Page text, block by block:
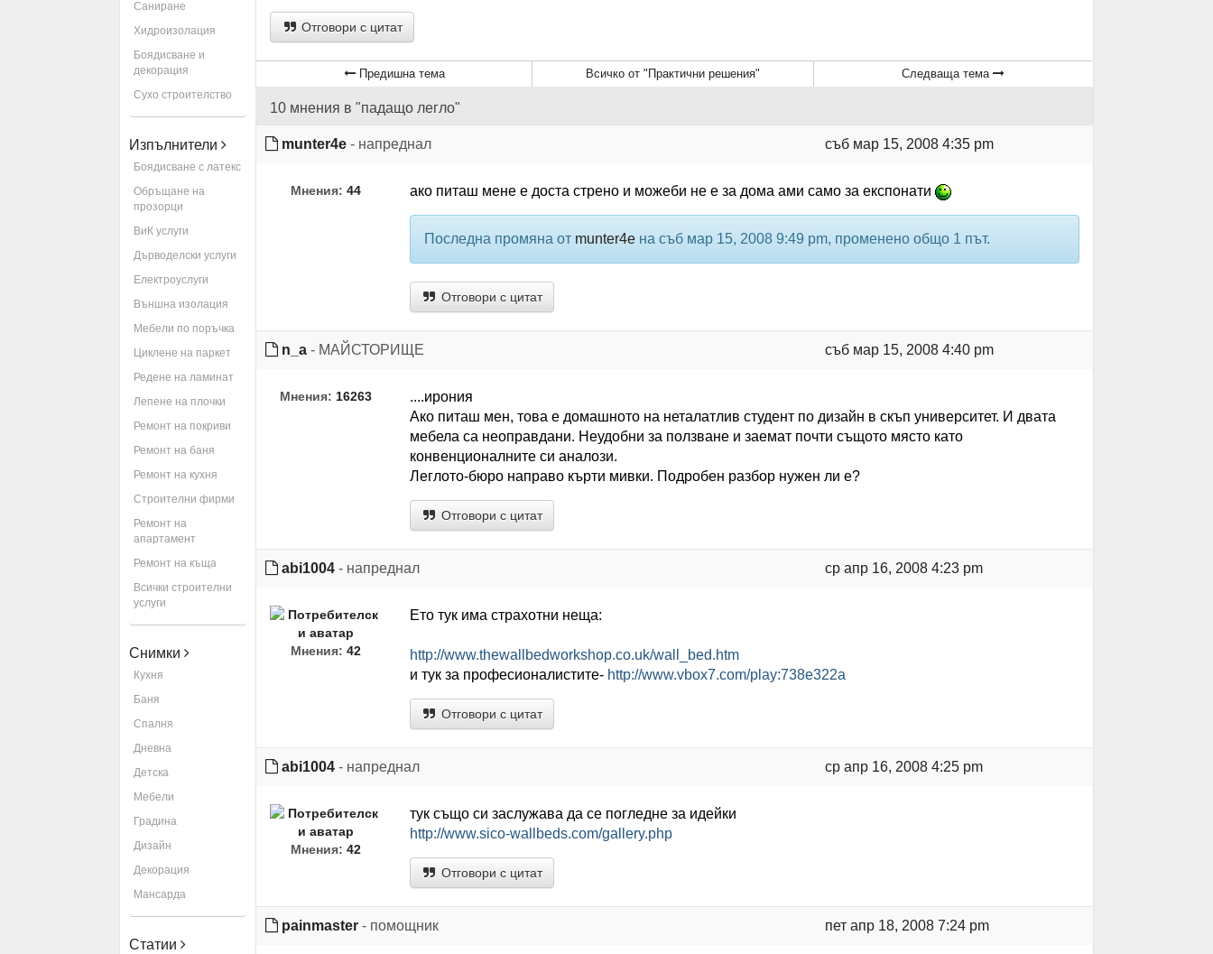
Саниране
Хидроизолация
Боядисване и
декорация
Сухо строителство
Изпълнители
Боядисване с латекс
Обръщане на
прозорци
ВиК услуги
Дърводелски услуги
Електроуслуги
Външна изолация
Мебели по поръчка
Циклене на паркет
Редене на ламинат
Лепене на плочки
Ремонт на покриви
Ремонт на баня
Ремонт на кухня
Строителни фирми
Ремонт на
апартамент
Ремонт на къща
Всички строителни
услуги
Снимки
Кухня
Баня
Спалня
Дневна
Детска
Мебели
Градина
Дизайн
Декорация
Мансарда
Статии
Отговори с цитат
Предишна тема Всичко от "Практични решения" Следваща тема
10 мнения в "падащо легло"
munter4e - напреднал съб мар 15, 2008 4:35 pm
Мнения: 44 ако питаш мене е доста стрено и можеби не е за дома ами само за експонати
Последна промяна от munter4eна съб мар 15, 2008 9:49 pm, променено общо 1 път.
Отговори с цитат
n_a - МАЙСТОРИЩЕ съб мар 15, 2008 4:40 pm
Мнения: 16263
....ирония
Ако питаш мен, това е домашното на неталатлив студент по дизайн в скъп университет. И двата
мебела са неоправдани. Неудобни за ползване и заемат почти същото място като
конвенционалните си аналози.
Леглото-бюро направо кърти мивки. Подробен разбор нужен ли е?
Отговори с цитат
abi1004 - напреднал ср апр 16, 2008 4:23 pm
Мнения: 42
Ето тук има страхотни неща:
http://www.thewallbedworkshop.co.uk/wall_bed.htm
и тук за професионалистите- http://www.vbox7.com/play:738e322a
Отговори с цитат
abi1004 - напреднал ср апр 16, 2008 4:25 pm
Мнения: 42
тук също си заслужава да се погледне за идейки
http://www.sico-wallbeds.com/gallery.php
Отговори с цитат
painmaster - помощник пет апр 18, 2008 7:24 pm